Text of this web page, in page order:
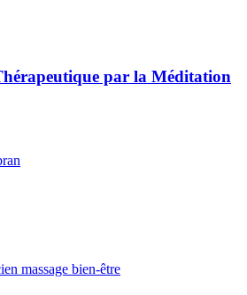
par la Méditation
massage bien-être